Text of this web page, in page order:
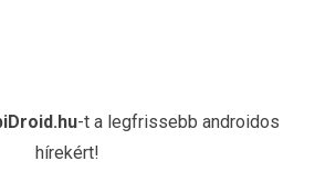
-t a legfrissebb androidos
hírekért!